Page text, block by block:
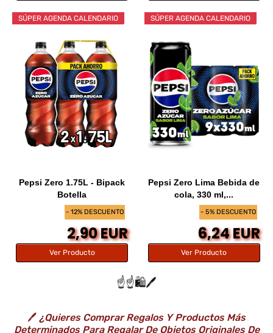
- 12% DESCUENTO
SÚPER AGENDA CALENDARIO
Pepsi Zero 1.75L - Bipack
Botella
2,90 EUR
Ver Producto
- 5% DESCUENTO
SÚPER AGENDA CALENDARIO
Pepsi Zero Lima Bebida de
cola, 330 ml,...
6,24 EUR
Ver Producto
☝️☝️🛍️🖊️
🖊️ ¿Quieres Comprar Regalos Y Productos Más
Determinados Para Regalar De Objetos Originales De